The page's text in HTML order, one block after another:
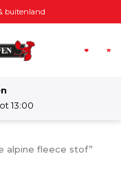
buitenland
13:00
alpine fleece stof”